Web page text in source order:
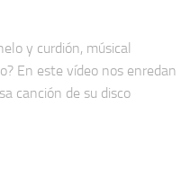
y curdión, músical
En este vídeo nos enredan
canción de su disco